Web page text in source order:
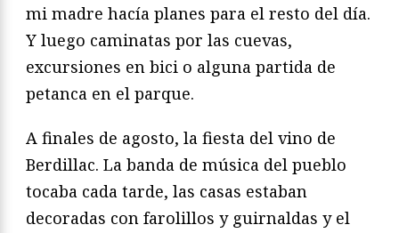
mi madre hacía planes para el resto del día.
Y luego caminatas por las cuevas,
excursiones en bici o alguna partida de
petanca en el parque.
A finales de agosto, la fiesta del vino de
Berdillac. La banda de música del pueblo
tocaba cada tarde, las casas estaban
decoradas con farolillos y guirnaldas y el